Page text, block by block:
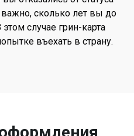
сколько лет вы до
случае грин-карта
въехать в страну.